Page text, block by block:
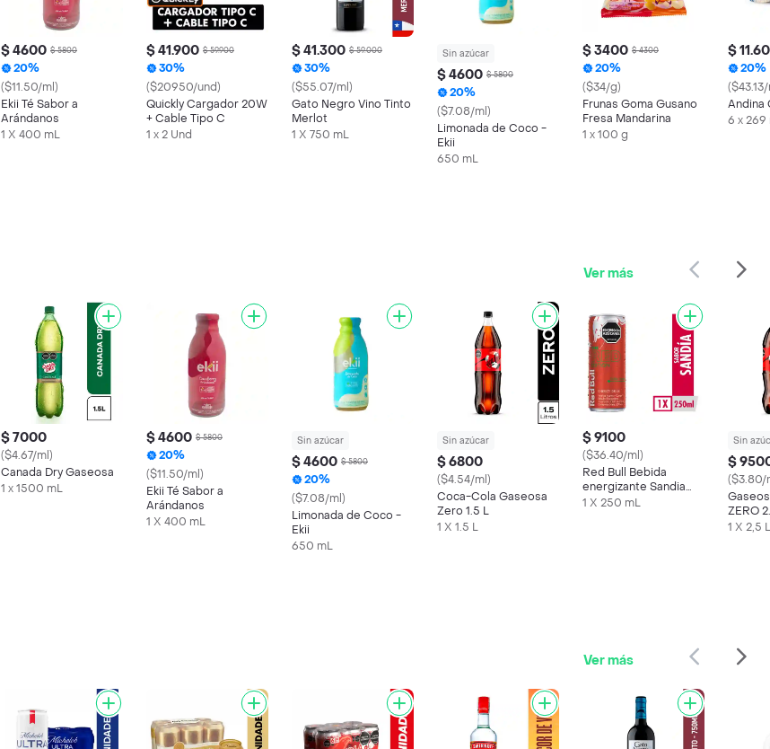
$ 4600 $ 5800
20%
($11.50/ml)
Ekii Té Sabor a
Arándanos
1 X 400 mL
$ 41.900 $ 59.900
30%
($20950/und)
Quickly Cargador 20W
+ Cable Tipo C
1 x 2 Und
$ 41.300 $ 59.000
30%
($55.07/ml)
Gato Negro Vino Tinto
Merlot
1 X 750 mL
Sin azúcar
$ 4600 $ 5800
20%
($7.08/ml)
Limonada de Coco -
Ekii
650 mL
$ 3400 $ 4300
20%
($34/g)
Frunas Goma Gusano
Fresa Mandarina
1 x 100 g
$
20%
Andina
6 x 269
Ver más
$ 7000
($4.67/ml)
Canada Dry Gaseosa
1 x 1500 mL
$ 4600 $ 5800
20%
($11.50/ml)
Ekii Té Sabor a
Arándanos
1 X 400 mL
Sin azúcar
$ 4600 $ 5800
20%
($7.08/ml)
Limonada de Coco -
Ekii
650 mL
Sin azúcar
$ 6800
($4.54/ml)
Coca-Cola Gaseosa
Zero 1.5 L
1 X 1.5 L
$ 9100
($36.40/ml)
Red Bull Bebida
energizante Sandia
250 ml
1 X 250 mL
Sin
$
($3.80/
ZERO
1 X 2,5 L
Ver más